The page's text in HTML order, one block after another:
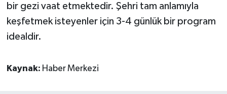
bir gezi vaat etmektedir. Şehri tam anlamıyla
keşfetmek isteyenler için 3-4 günlük bir program
idealdir.
Kaynak: Haber Merkezi